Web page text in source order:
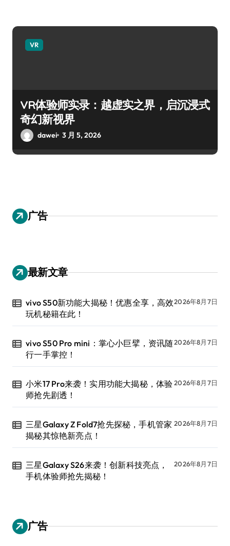
VR
VR体验师实录：越虚实之界，启沉浸式
奇幻新视界
dawei 3 月 5, 2026
广告
最新文章
vivo S50新功能大揭秘！优惠全享，高效
玩机秘籍在此！
2026年8月7日
vivo S50 Pro mini：掌心小巨擘，资讯随
行一手掌控！
2026年8月7日
小米17 Pro来袭！实用功能大揭秘，体验
师抢先剧透！
2026年8月7日
三星Galaxy Z Fold7抢先探秘，手机管家
揭秘其惊艳新亮点！
2026年8月7日
三星Galaxy S26来袭！创新科技亮点，
手机体验师抢先揭秘！
2026年8月7日
广告